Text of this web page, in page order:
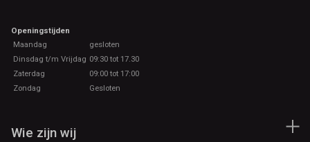
Openingstijden
Maandag
gesloten
Dinsdag t/m Vrijdag 09:30 tot 17.30
Zaterdag
09:00 tot 17:00
Zondag
Gesloten
Wie zijn wij